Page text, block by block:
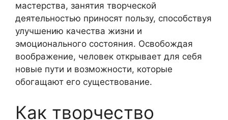
мастерства, занятия творческой
деятельностью приносят пользу, способствуя
улучшению качества жизни и
эмоционального состояния. Освобождая
воображение, человек открывает для себя
новые пути и возможности, которые
обогащают его существование.
Как творчество